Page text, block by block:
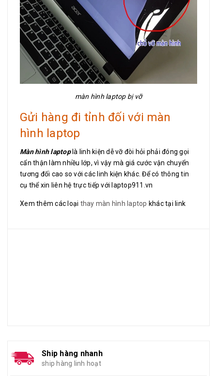
màn hình laptop bị vỡ
Gửi hàng đi tỉnh đối với màn
hình laptop
Màn hình laptoplà linh kiện dễ vỡ đòi hỏi phải đóng gọi
cẩn thận làm nhiều lớp, vì vậy mà giá cước vận chuyển
tương đối cao so với các linh kiện khác. Để có thông tin
cụ thể xin liên hệ trực tiếp với laptop911.vn
Xem thêm các loại thay màn hình laptop khác tại link
Ship hàng nhanh
ship hàng linh hoạt